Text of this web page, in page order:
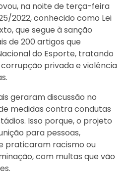
na noite de terça-feira
2022, conhecido como Lei
que segue à sanção
de 200 artigos que
do Esporte, tratando
privada e violência
geraram discussão no
medidas contra condutas
Isso porque, o projeto
para pessoas,
praticaram racismo ou
com multas que vão